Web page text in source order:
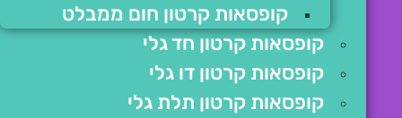
קופסאות קרטון חום ממבלט
קופסאות קרטון חד גלי
קופסאות קרטון דו גלי
קופסאות קרטון תלת גלי